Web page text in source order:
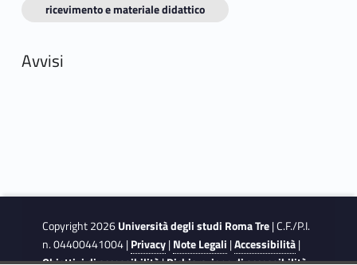
ricevimento e materiale didattico
Avvisi
Copyright 2026Università degli studi Roma Tre| C.F./P.I.
n. 04400441004 |Privacy|Note Legali |Accessibilità|